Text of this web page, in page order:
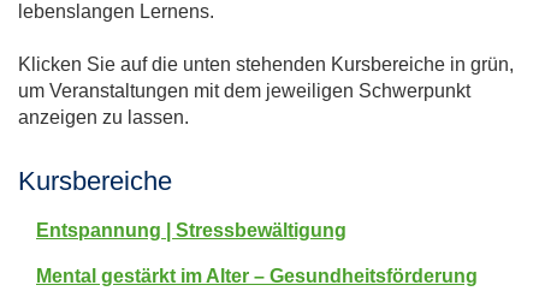
lebenslangen Lernens.
Klicken Sie auf die unten stehenden Kursbereiche in grün,
um Veranstaltungen mit dem jeweiligen Schwerpunkt
anzeigen zu lassen.
Kursbereiche
Entspannung | Stressbewältigung
Mental gestärkt im Alter – Gesundheitsförderung